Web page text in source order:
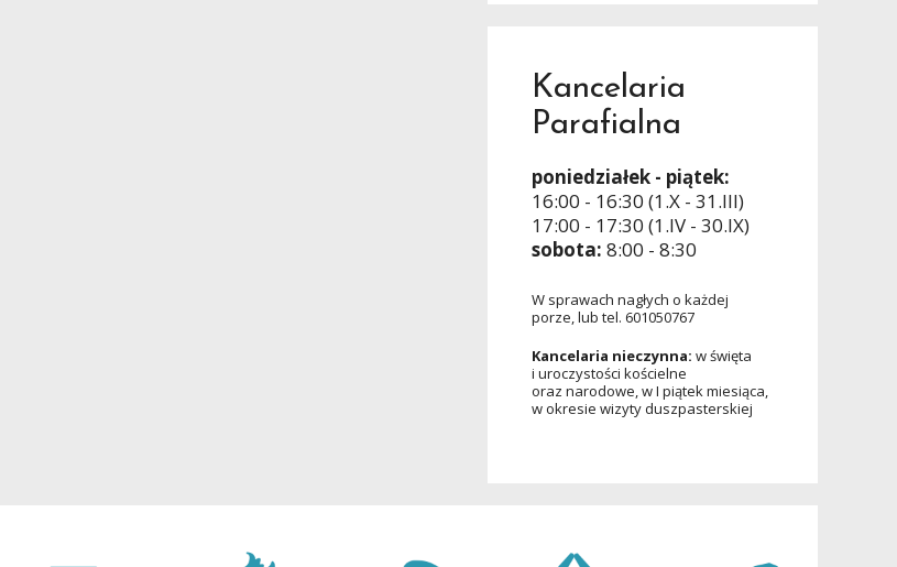
Kancelaria
Parafialna
poniedziałek - piątek:
16:00 - 16:30 (1.X - 31.III)
17:00 - 17:30 (1.IV - 30.IX)
sobota: 8:00 - 8:30
W sprawach nagłych o każdej
porze, lub tel. 601050767
Kancelaria nieczynna: w święta
i uroczystości kościelne
oraz narodowe, w I piątek miesiąca,
w okresie wizyty duszpasterskiej